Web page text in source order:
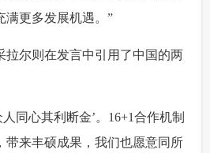
满更多发展机遇。”
尔则在发言中引用了中国的两
心其利断金’。16+1合作机制
带来丰硕成果，我们也愿意同所